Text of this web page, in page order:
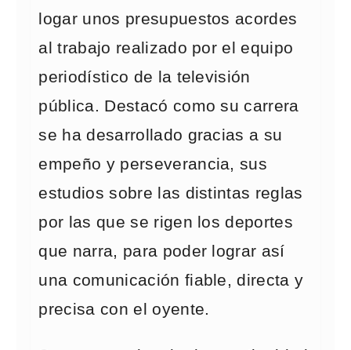
logar unos presupuestos acordes
al trabajo realizado por el equipo
periodístico de la televisión
pública. Destacó como su carrera
se ha desarrollado gracias a su
empeño y perseverancia, sus
estudios sobre las distintas reglas
por las que se rigen los deportes
que narra, para poder lograr así
una comunicación fiable, directa y
precisa con el oyente.